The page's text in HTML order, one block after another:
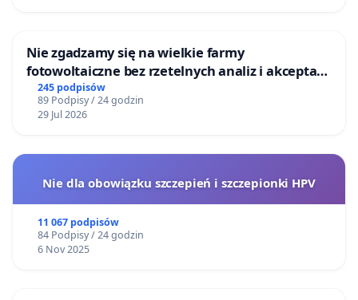
Nie zgadzamy się na wielkie farmy
fotowoltaiczne bez rzetelnych analiz i akceptacji
mieszkańców
245 podpisów
89 Podpisy / 24 godzin
29 Jul 2026
Nie dla obowiązku szczepień i szczepionki HPV
11 067 podpisów
84 Podpisy / 24 godzin
6 Nov 2025